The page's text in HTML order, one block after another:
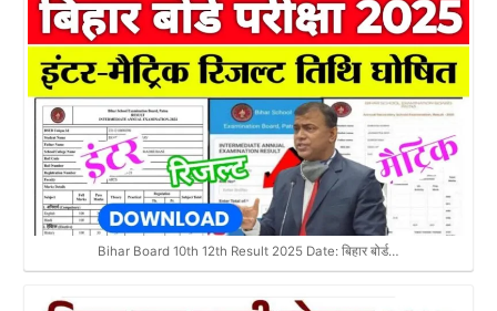
Bihar Board 10th 12th Result 2025 Date: बिहार बोर्ड…